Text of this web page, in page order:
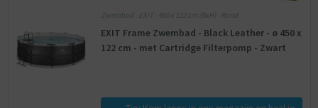
Zwembad - EXIT - 450 x 122 cm (BxH) - Rond
EXIT Frame Zwembad - Black Leather - ø 450 x
122 cm - met Cartridge Filterpomp - Zwart